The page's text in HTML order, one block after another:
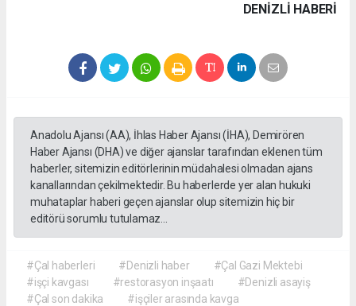
DENIZLI HABERİ
Anadolu Ajansı (AA), İhlas Haber Ajansı (İHA), Demirören
Haber Ajansı (DHA) ve diğer ajanslar tarafından eklenen tüm
haberler, sitemizin editörlerinin müdahalesi olmadan ajans
kanallarından çekilmektedir. Bu haberlerde yer alan hukuki
muhataplar haberi geçen ajanslar olup sitemizin hiç bir
editörü sorumlu tutulamaz...
#Çal haberleri #Denizli haber
#Çal Gazi Mektebi
#işçi kavgası
#restorasyon inşaatı
#Denizli asayiş
#Çal son dakika
#işçiler arasında kavga